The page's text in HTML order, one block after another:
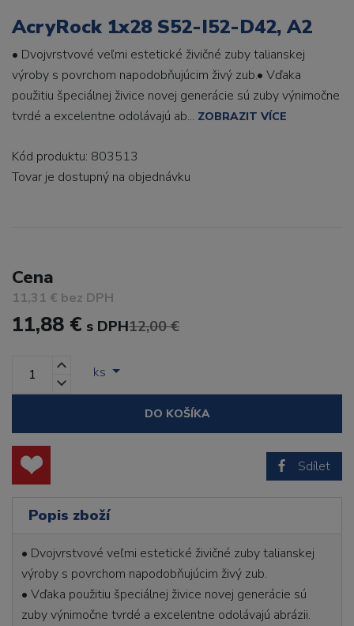
AcryRock 1x28 S52-I52-D42, A2
• Dvojvrstvové veľmi estetické živičné zuby talianskej
výroby s povrchom napodobňujúcim živý zub.• Vďaka
použitiu špeciálnej živice novej generácie sú zuby výnimočne
tvrdé a excelentne odolávajú ab... ZOBRAZIT VÍCE
Kód produktu: 803513
Tovar je dostupný na objednávku
Cena
11,31 € bez DPH
11,88 € s DPH12,00 €
ks
DO KOŠÍKA
Sdílet
Popis zboží
• Dvojvrstvové veľmi estetické živičné zuby talianskej
výroby s povrchom napodobňujúcim živý zub.
• Vďaka použitiu špeciálnej živice novej generácie sú
zuby výnimočne tvrdé a excelentne odolávajú abrázii.